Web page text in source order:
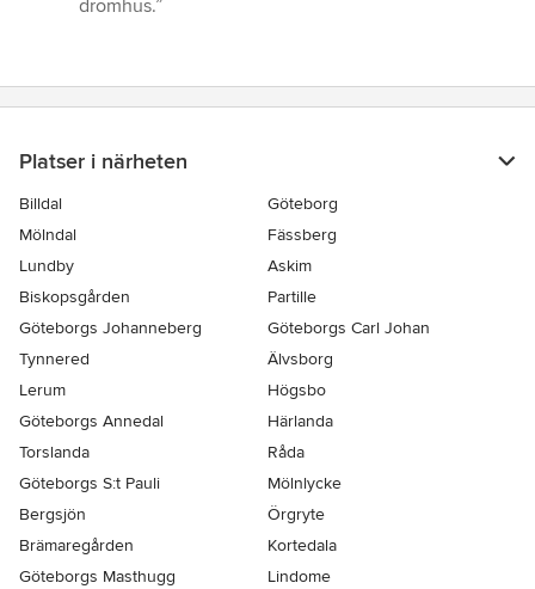
drömhus.”
Platser i närheten
Billdal
Göteborg
Mölndal
Fässberg
Lundby
Askim
Biskopsgården
Partille
Göteborgs Johanneberg
Göteborgs Carl Johan
Tynnered
Älvsborg
Lerum
Högsbo
Göteborgs Annedal
Härlanda
Torslanda
Råda
Göteborgs S:t Pauli
Mölnlycke
Bergsjön
Örgryte
Brämaregården
Kortedala
Göteborgs Masthugg
Lindome